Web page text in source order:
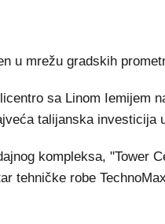
u mrežu gradskih
sa Linom Iemijem
talijanska investicija
kompleksa, "Tower
tehničke robe